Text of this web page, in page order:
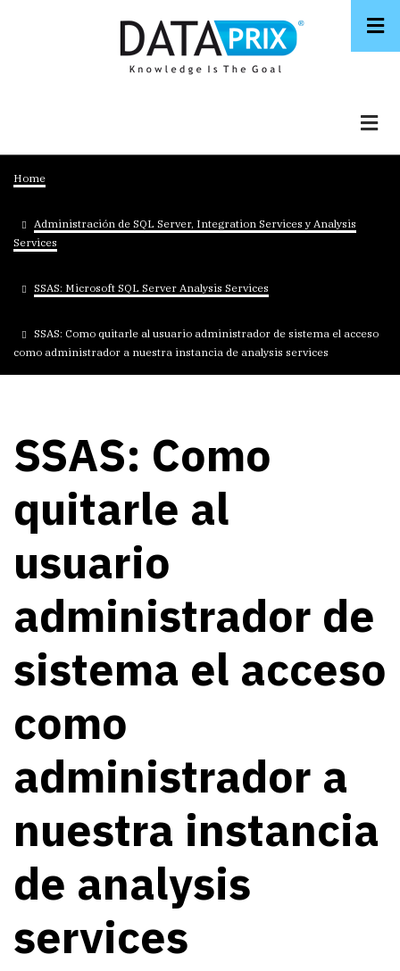
Breadcrumb
Home
Administración de SQL Server, Integration Services y Analysis
Services
SSAS: Microsoft SQL Server Analysis Services
SSAS: Como quitarle al usuario administrador de sistema el acceso
como administrador a nuestra instancia de analysis services
SSAS: Como
quitarle al
usuario
administrador de
sistema el acceso
como
administrador a
nuestra instancia
de analysis
services